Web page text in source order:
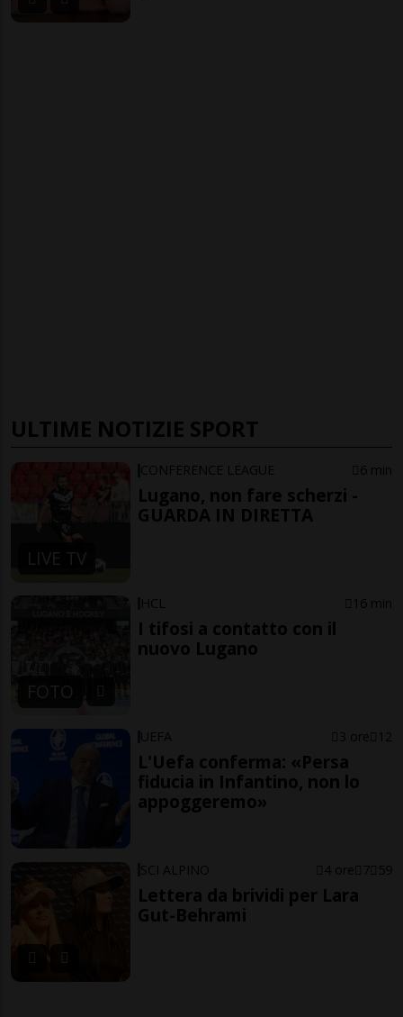
ULTIME NOTIZIE SPORT
LIVE TV
CONFERENCE LEAGUE 6 min
Lugano, non fare scherzi -
GUARDA IN DIRETTA
FOTO
HCL 16 min
I tifosi a contatto con il
nuovo Lugano
UEFA 3 ore 12
L'Uefa conferma: «Persa
fiducia in Infantino, non lo
appoggeremo»
SCI ALPINO 4 ore 7 59
Lettera da brividi per Lara
Gut-Behrami